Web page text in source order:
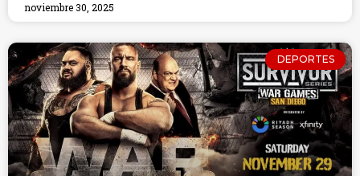
noviembre 30, 2025
DEPORTES